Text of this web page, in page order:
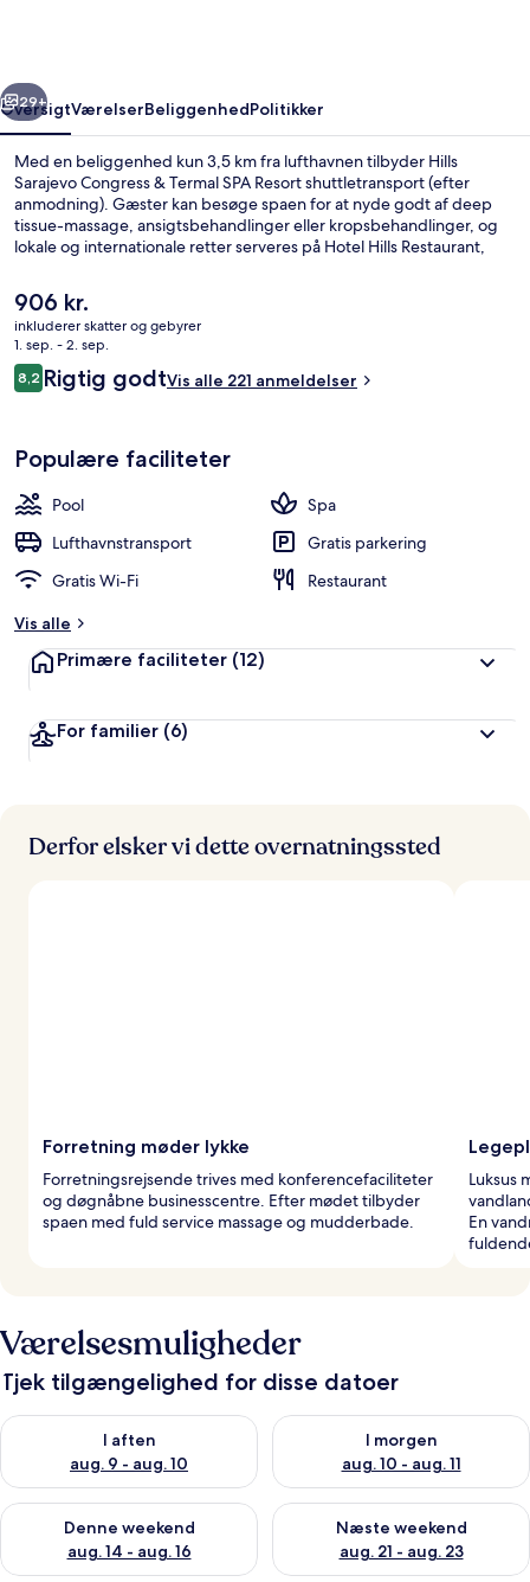
Resort
Næste
29+
OversigtVærelserBeliggenhedPolitikker
Med en beliggenhed kun 3,5 km fra lufthavnen tilbyder Hills
Sarajevo Congress & Termal SPA Resort shuttletransport (efter
anmodning). Gæster kan besøge spaen for at nyde godt af deep
tissue-massage, ansigtsbehandlinger eller kropsbehandlinger, og
lokale og internationale retter serveres på Hotel Hills Restaurant,
højdepunkter på dette hotel med luksusfaciliteter omfatter et gratis
vandland, en indendørs pool og en bar ved poolen.
Den
nuværende
pris
er
906 kr.
906 kr.
inkluderer skatter og gebyrer
1. sep. - 2. sep.
Anmeldelser
8,28,2 ud af 10.
Rigtig godtVis alle 221 anmeldelser
Populære faciliteter
Pool
Spa
Lufthavnstransport
Gratis parkering
Gratis Wi-Fi
Restaurant
Vis alle
Primære faciliteter (12)
For familier (6)
Derfor elsker vi dette overnatningssted
Forretning møder lykke
Forretningsrejsende trives med konferencefaciliteter
og døgnåbne businesscentre. Efter mødet tilbyder
spaen med fuld service massage og mudderbade.
Luksus
En
Værelsesmuligheder
Tjek tilgængelighed for disse datoer
I aften
aug. 9 - aug. 10
Tjek tilgængelighed for i aften aug. 9 - aug. 10
I morgen
aug. 10 - aug. 11
Tjek tilgængelighed for i
Denne weekend
aug. 14 - aug. 16
Tjek tilgængelighed for denne weekend aug. 14 - aug. 16
Næste weekend
aug. 21 - aug. 23
Tjek tilgængelighed for næste